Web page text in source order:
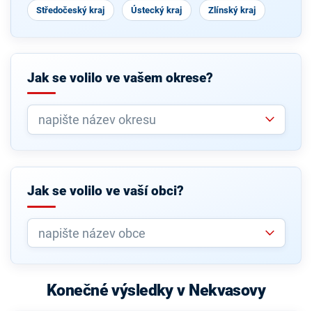
Středočeský kraj Ústecký kraj Zlínský kraj
Jak se volilo ve vašem okrese?
Jak se volilo ve vaší obci?
Konečné výsledky v Nekvasovy